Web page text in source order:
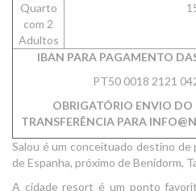
Quarto
com 2
Adultos
IBAN PARA PAGAMENTO
PT50 0018 2121
OBRIGATÓRIO ENVIO
TRANSFERÊNCIA PARA
Salou é um conceituado destino de
de Espanha, próximo de Benidorm,
A cidade resort é um ponto